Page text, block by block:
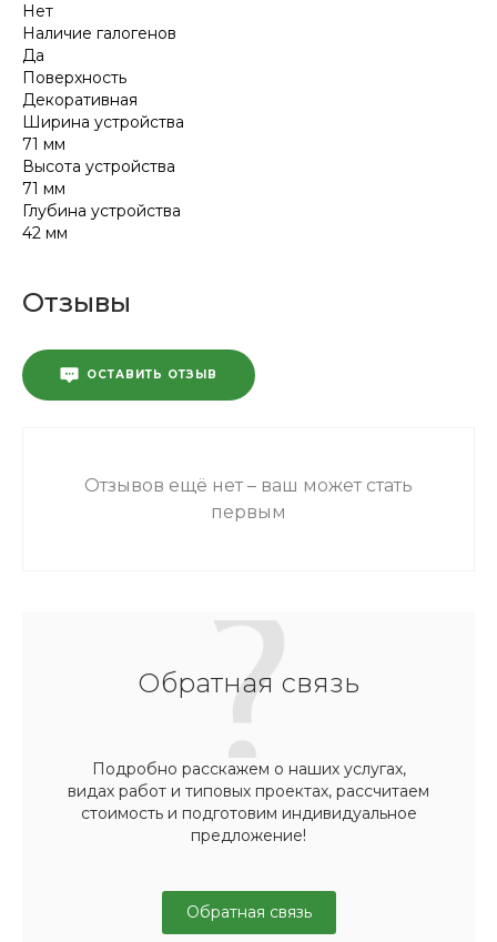
Нет
Наличие галогенов
Да
Поверхность
Декоративная
Ширина устройства
71 мм
Высота устройства
71 мм
Глубина устройства
42 мм
Отзывы
ОСТАВИТЬ ОТЗЫВ
Отзывов ещё нет – ваш может стать
первым
Обратная связь
Подробно расскажем о наших услугах,
видах работ и типовых проектах, рассчитаем
стоимость и подготовим индивидуальное
предложение!
Обратная связь